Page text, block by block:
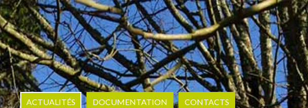
ACTUALITÉS DOCUMENTATION CONTACTS